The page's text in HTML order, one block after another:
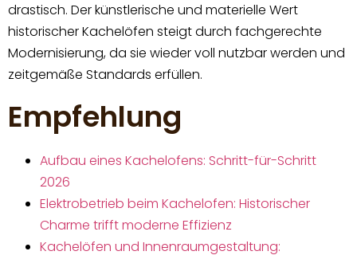
drastisch. Der künstlerische und materielle Wert
historischer Kachelöfen steigt durch fachgerechte
Modernisierung, da sie wieder voll nutzbar werden und
zeitgemäße Standards erfüllen.
Empfehlung
Aufbau eines Kachelofens: Schritt-für-Schritt
2026
Elektrobetrieb beim Kachelofen: Historischer
Charme trifft moderne Effizienz
Kachelöfen und Innenraumgestaltung: